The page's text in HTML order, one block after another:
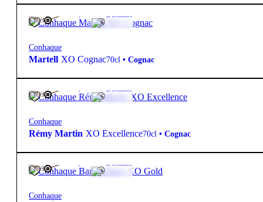
FREE
Destilado
Conhaque
Martell XO Cognac70cl • Cognac
FREE
Destilado
Conhaque
Rémy Martin XO Excellence70cl • Cognac
FREE
Destilado
Conhaque